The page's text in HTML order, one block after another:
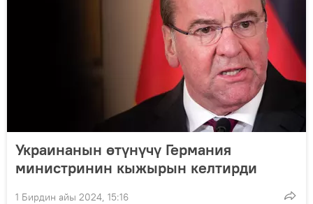
Украинанын өтүнүчү Германия
министринин кыжырын келтирди
1 Бирдин айы 2024, 15:16